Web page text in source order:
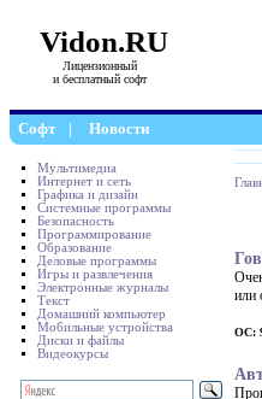
Vidon.RU
Лицензионный
и бесплатный софт
Софт | Новости
Мультимедиа
Интернет и сеть
Графика и дизайн
Системные программы
Безопасность
Программирование
Образование
Деловые программы
Игры и развлечения
Электронные журналы
Текст
Домашний компьютер
Мобильные устройства
Диски и файлы
Видеокурсы
или
ОС: